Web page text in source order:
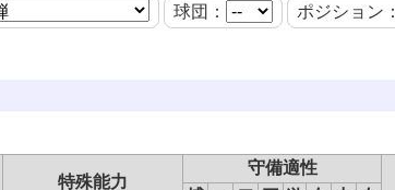
球団： ポジション：
特殊能力
守備適性